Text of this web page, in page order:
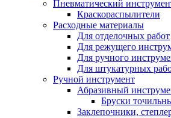
Пневматический
Краскораспылители
Расходные материалы
Для отделочных работ
Для режущего
Для ручного
Для штукатурных
Ручной инструмент
Абразивный
Бруски
Заклепочники,